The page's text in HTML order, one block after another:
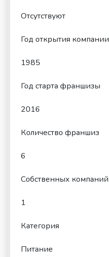
Отсутствуют
Год открытия компании
1985
Год старта франшизы
2016
Количество франшиз
6
Собственных компаний
1
Категория
Питание